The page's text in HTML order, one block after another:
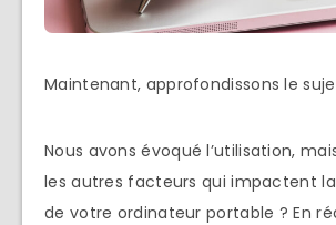
Maintenant, approfondissons le
Nous avons évoqué l’utilisation,
les autres facteurs qui impactent
de votre ordinateur portable ? En